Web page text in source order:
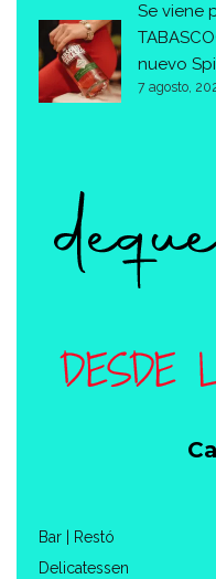
Se viene
nuevo
7 agosto,
Bar | Restó
Delicatessen